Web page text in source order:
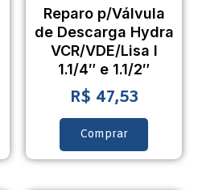
Reparo p/Válvula
de Descarga Hydra
VCR/VDE/Lisa I
1.1/4″ e 1.1/2″
R$ 47,53
Comprar